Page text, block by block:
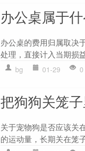
办公桌属于
办公桌的费用归属取决
处理，直接计入当期损
bg 01-29 0
把狗狗关笼
关于宠物狗是否应该关
的运动量，长期关在笼